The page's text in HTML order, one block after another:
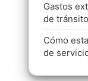
Gastos
de tránsito
Cómo
de